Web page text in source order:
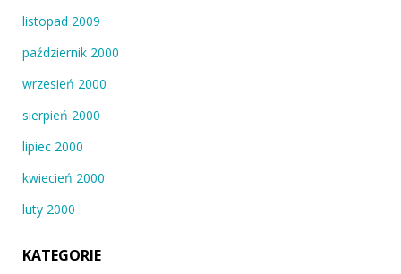
listopad 2009
październik 2000
wrzesień 2000
sierpień 2000
lipiec 2000
kwiecień 2000
luty 2000
KATEGORIE